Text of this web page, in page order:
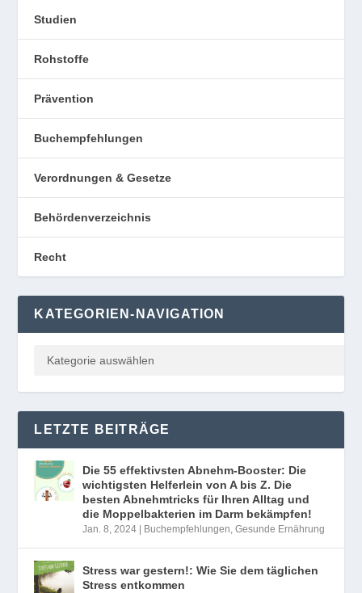
Studien
Rohstoffe
Prävention
Buchempfehlungen
Verordnungen & Gesetze
Behördenverzeichnis
Recht
KATEGORIEN-NAVIGATION
LETZTE BEITRÄGE
Die 55 effektivsten Abnehm-Booster: Die
wichtigsten Helferlein von A bis Z. Die
besten Abnehmtricks für Ihren Alltag und
die Moppelbakterien im Darm bekämpfen!
Jan. 8, 2024 Buchempfehlungen,Gesunde Ernährung
Stress war gestern!: Wie Sie dem täglichen
Stress entkommen